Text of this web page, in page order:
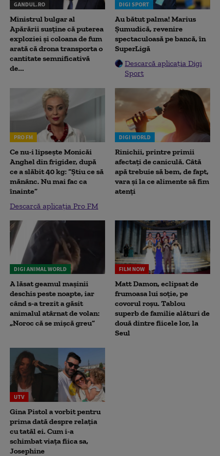
GANDUL.RO
Ministrul bulgar al
Apărării susține că puterea
exploziei și coloana de fum
arată că drona transporta o
cantitate semnificativă
de...
DIGI SPORT
Au bătut palma! Marius
Șumudică, revenire
spectaculoasă pe bancă, în
SuperLigă
Descarcă aplicația Digi
Sport
PRO FM
Ce nu-i lipsește Monicăi
Anghel din frigider, după
ce a slăbit 40 kg: “Știu ce să
mănânc. Nu mai fac ca
înainte”
Descarcă aplicația Pro FM
DIGI WORLD
Rinichii, printre primii
afectați de caniculă. Câtă
apă trebuie să bem, de fapt,
vara și la ce alimente să fim
atenți
DIGI ANIMAL WORLD
A lăsat geamul mașinii
deschis peste noapte, iar
când s-a trezit a găsit
animalul atârnat de volan:
„Noroc că se mișcă greu”
FILM NOW
Matt Damon, eclipsat de
frumoasa lui soție, pe
covorul roșu. Tablou
superb de familie alături de
două dintre fiicele lor, la
Seul
UTV
Gina Pistol a vorbit pentru
prima dată despre relația
cu tatăl ei. Cum i-a
schimbat viața fiica sa,
Josephine